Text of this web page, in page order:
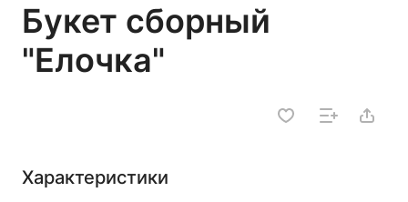
Букет сборный
"Елочка"
Характеристики